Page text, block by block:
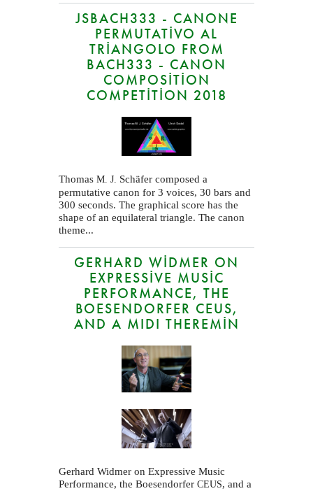
JSBACH333 - CANONE
PERMUTATIVO AL
TRIANGOLO FROM
BACH333 - CANON
COMPOSITION
COMPETITION 2018
Thomas M. J. Schäfer composed a
permutative canon for 3 voices, 30 bars and
300 seconds. The graphical score has the
shape of an equilateral triangle. The canon
theme...
GERHARD WIDMER ON
EXPRESSIVE MUSIC
PERFORMANCE, THE
BOESENDORFER CEUS,
AND A MIDI THEREMIN
Gerhard Widmer on Expressive Music
Performance, the Boesendorfer CEUS, and a